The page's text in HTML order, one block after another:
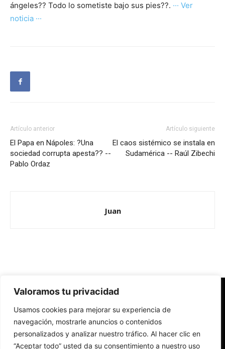
Valoramos tu privacidad
Usamos cookies para mejorar su experiencia de
navegación, mostrarle anuncios o contenidos
personalizados y analizar nuestro tráfico. Al hacer clic en
“Aceptar todo” usted da su consentimiento a nuestro uso
ángeles?? Todo lo sometiste bajo sus pies??. ··· Ver
noticia ···
Artículo anterior
El Papa en Nápoles: ?Una
sociedad corrupta apesta?? --
Pablo Ordaz
Artículo siguiente
El caos sistémico se instala en
Sudamérica -- Raúl Zibechi
Juan
Redes Cristianas
Una mirada alternativa sobre la Iglesia católica y la sociedad
- Colectivos de Redes Cristianas